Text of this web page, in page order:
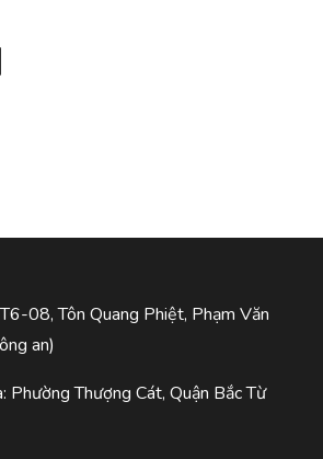
08, Tôn Quang Phiệt, Phạm Văn
an)
Phường Thượng Cát, Quận Bắc Từ